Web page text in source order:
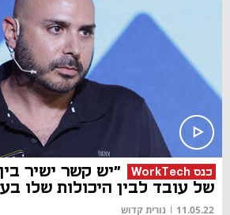
כנס WorkTech
"יש קשר ישיר
של עובד לבין היכולות שלו
11.05.22
| נורית קדוש